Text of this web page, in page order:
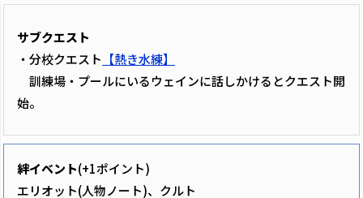
サブクエスト
・分校クエスト 【熱き水練】
訓練場・プールにいるウェインに話しかけるとクエスト開
始。
絆イベント(+1ポイント)
エリオット(人物ノート)、クルト